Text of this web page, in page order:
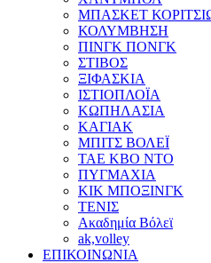
ΜΠΑΣΚΕΤ
ΚΟΛΥΜΒΗΣΗ
ΠΙΝΓΚ ΠΟΝΓΚ
ΣΤΙΒΟΣ
ΞΙΦΑΣΚΙΑ
ΙΣΤΙΟΠΛΟΪΑ
ΚΩΠΗΛΑΣΙΑ
ΚΑΓΙΑΚ
ΜΠΙΤΣ ΒΟΛΕΪ
ΤΑΕ ΚΒΟ ΝΤΟ
ΠΥΓΜΑΧΙΑ
ΚΙΚ ΜΠΟΞΙΝΓΚ
ΤΕΝΙΣ
Ακαδημία Βόλεϊ
ak,volley
ΕΠΙΚΟΙΝΩΝΙΑ